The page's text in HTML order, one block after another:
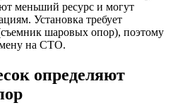
меньший ресурс и могут
Установка требует
шаровых опор), поэтому
на СТО.
определяют